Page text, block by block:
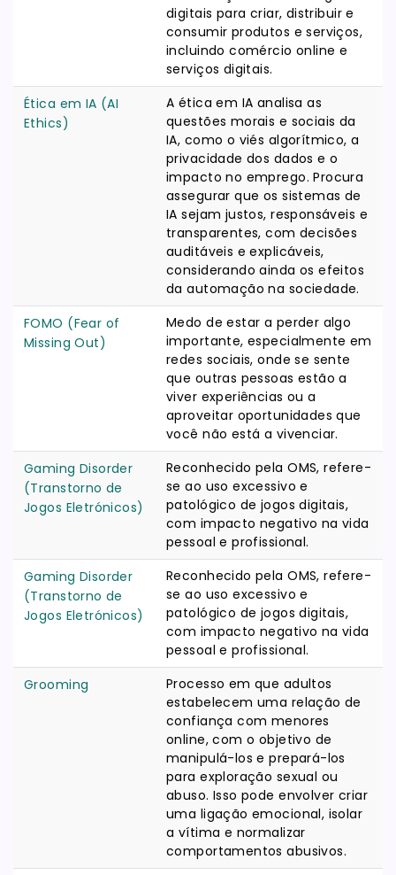
digitais para criar, distribuir e
consumir produtos e serviços,
incluindo comércio online e
serviços digitais.
Ética em IA (AI
Ethics)
A ética em IA analisa as
questões morais e sociais da
IA, como o viés algorítmico, a
privacidade dos dados e o
impacto no emprego. Procura
assegurar que os sistemas de
IA sejam justos, responsáveis e
transparentes, com decisões
auditáveis e explicáveis,
considerando ainda os efeitos
da automação na sociedade.
FOMO (Fear of
Missing Out)
Medo de estar a perder algo
importante, especialmente em
redes sociais, onde se sente
que outras pessoas estão a
viver experiências ou a
aproveitar oportunidades que
você não está a vivenciar.
Gaming Disorder
(Transtorno de
Jogos Eletrónicos)
Reconhecido pela OMS, refere-
se ao uso excessivo e
patológico de jogos digitais,
com impacto negativo na vida
pessoal e profissional.
Gaming Disorder
(Transtorno de
Jogos Eletrónicos)
Reconhecido pela OMS, refere-
se ao uso excessivo e
patológico de jogos digitais,
com impacto negativo na vida
pessoal e profissional.
Grooming
Processo em que adultos
estabelecem uma relação de
confiança com menores
online, com o objetivo de
manipulá-los e prepará-los
para exploração sexual ou
abuso. Isso pode envolver criar
uma ligação emocional, isolar
a vítima e normalizar
comportamentos abusivos.